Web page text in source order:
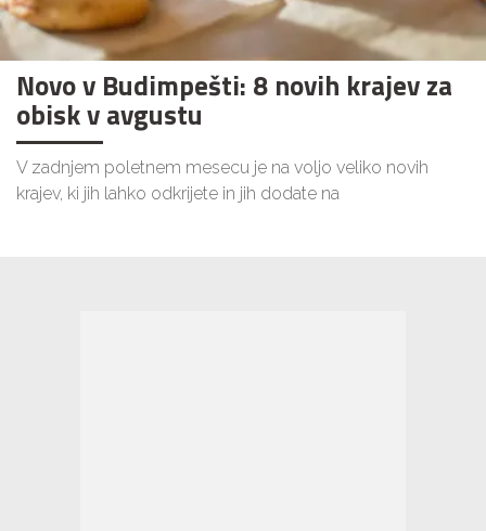
Novo v Budimpešti: 8 novih krajev za
obisk v avgustu
V zadnjem poletnem mesecu je na voljo veliko novih
krajev, ki jih lahko odkrijete in jih dodate na